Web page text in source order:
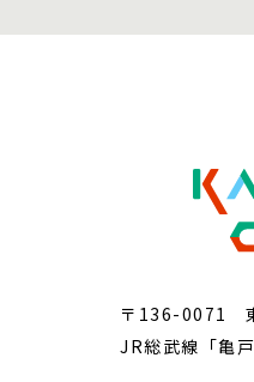
〒136-0071
JR総武線「亀